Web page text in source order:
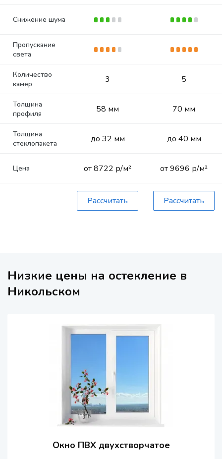
Снижение шума
Пропускание
света
Количество
камер
Толщина
профиля
Толщина
стеклопакета
Цена
3
58 мм
до 32 мм
от 8722 р/м²
Рассчитать
5
70 мм
до 40 мм
от 9696 р/м²
Рассчитать
Низкие цены на остекление в
Никольском
Окно ПВХ двухстворчатое